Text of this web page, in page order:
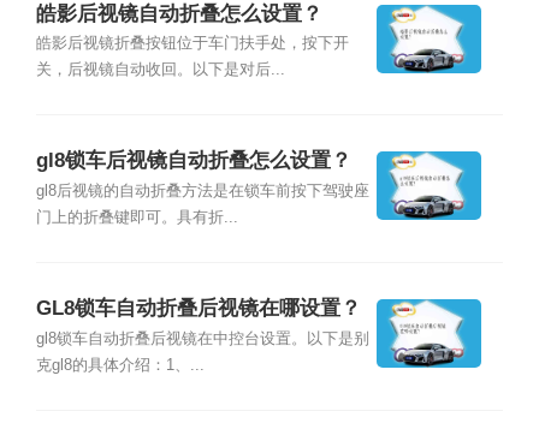
皓影后视镜自动折叠怎么设置？
皓影后视镜折叠按钮位于车门扶手处，按下开
关，后视镜自动收回。以下是对后...
gl8锁车后视镜自动折叠怎么设置？
gl8后视镜的自动折叠方法是在锁车前按下驾驶座
门上的折叠键即可。具有折...
GL8锁车自动折叠后视镜在哪设置？
gl8锁车自动折叠后视镜在中控台设置。以下是别
克gl8的具体介绍：1、...